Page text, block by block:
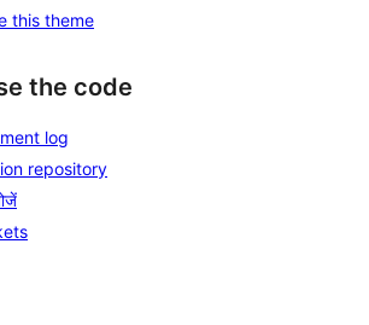
this theme
the code
log
repository